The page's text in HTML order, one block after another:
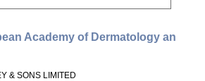
Academy of Dermatology an
& SONS LIMITED